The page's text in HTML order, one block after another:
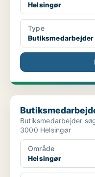
Helsingør
Type
Butiksmedarbejder
Butiksmedarbejder i
Butiksmedarbejder
3000 Helsingør
Område
Helsingør